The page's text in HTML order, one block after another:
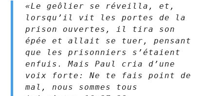
«Le geôlier se réveilla, et,
lorsqu’il vit les portes de la
prison ouvertes, il tira son
épée et allait se tuer, pensant
que les prisonniers s’étaient
enfuis. Mais Paul cria d’une
voix forte: Ne te fais point de
mal, nous sommes tous